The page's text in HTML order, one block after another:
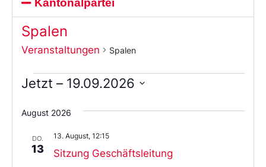
Kantonalpartei
Spalen
Veranstaltungen Spalen
Jetzt – 19.09.2026
Sie
das
aus.
August 2026
DO.
13 Sitzung Geschäftsleitung
13. August, 12:15